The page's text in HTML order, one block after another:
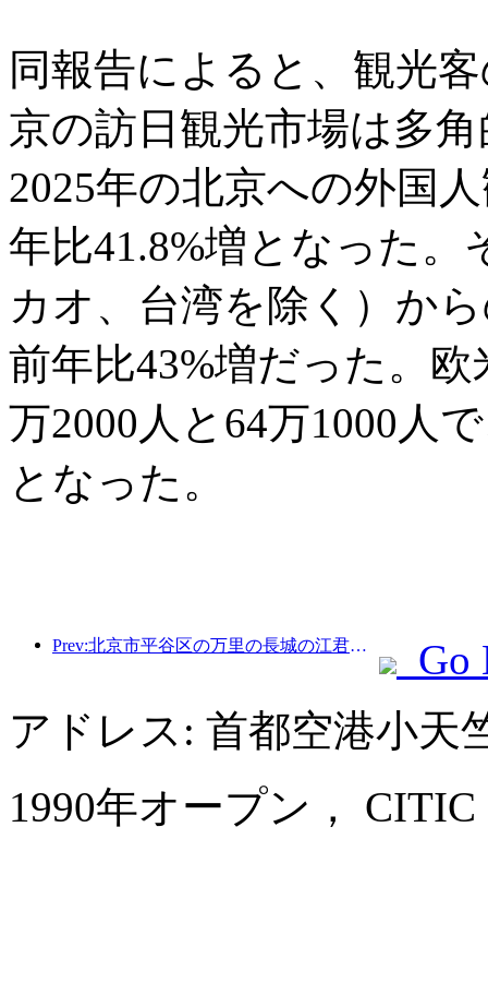
同報告によると、観光
京の訪日観光市場は多
2025年の北京への外国
年比41.8%増となった
カオ、台湾を除く）か
前年比43%増だった。
万2000人と64万1000人
となった。
Prev:北京市平谷区の万里の長城の江君関区間は、早ければ2026年末にも一般公開される予定だ。
Go
アドレス: 首都空港小天
1990年オープン，